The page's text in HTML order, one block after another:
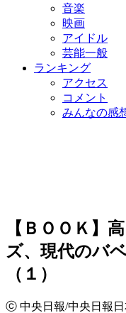
音楽
映画
アイドル
芸能一般
ランキング
アクセス
コメント
みんなの感
【ＢＯＯＫ】
ズ、現代のバ
（１）
ⓒ 中央日報/中央日報日